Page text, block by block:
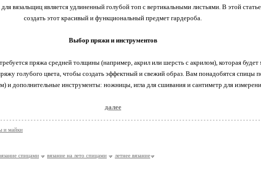
вязальщиц является удлиненный голубой топ с вертикальными листьями. В этой
создать этот красивый и функциональный предмет гардероба.
Выбор пряжи и инструментов
пряжа средней толщины (например, акрил или шерсть с акрилом), которая будет
голубого цвета, чтобы создать эффектный и свежий образ. Вам понадобятся спицы
и дополнительные инструменты: ножницы, игла для сшивания и сантиметр для
далее
майки
спицами вязание на лето спицами летнее вязание